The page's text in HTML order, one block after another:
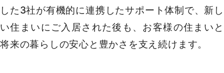
した3社が有機的に連携したサポート体制で、新し
い住まいにご入居された後も、お客様の住まいと
将来の暮らしの安心と豊かさを支え続けます。